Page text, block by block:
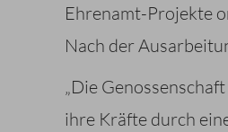
Ehrenamt-Projekte
Nach der
„Die
ihre Kräfte durch